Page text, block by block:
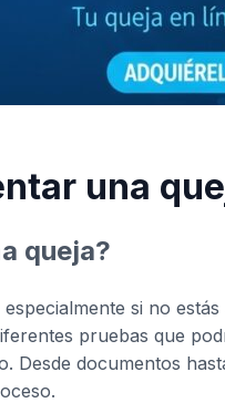
una
queja?
si no
pruebas que
Desde documentos